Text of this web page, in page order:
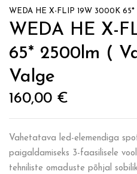
WEDA HE X-FLIP 19W 3000K
WEDA HE X-
65* 2500lm (
Valge
160,00 €
Vahetatava led-elemendiga
paigaldamiseks 3-faasilisele
tehniliste omaduste põhjal